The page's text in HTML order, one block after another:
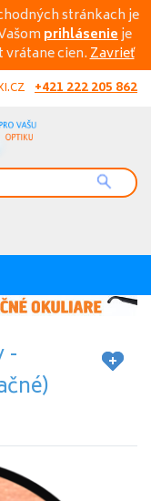
stránkach je
prihlásenieje
cien.Zavrieť
+421 222 205 862
-